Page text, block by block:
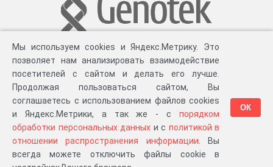
Разработка компании «Великіе предки», 2023-2026 гг. Блог.Суть проекта
Персональные данные.Распространение информации . ЧаВО. Сборка 111.35
Мы используем cookies и Яндекс.Метрику. Это
позволяет нам анализировать взаимодействие
посетителей с сайтом и делать его лучше.
Продолжая пользоваться сайтом, Вы
соглашаетесь с использованием файлов cookies
и Яндекс.Метрики, а так же - с порядком
обработки персональных данных и с политикой в
отношении распространения информации . Вы
всегда можете отключить файлы cookie в
ОК
в «Мои документы»